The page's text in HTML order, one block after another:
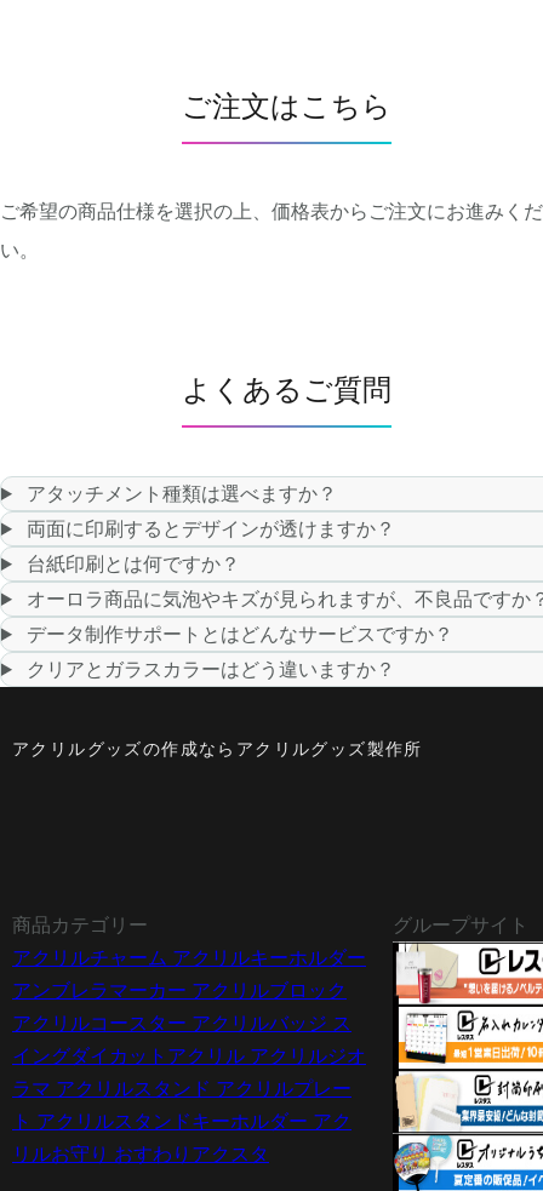
ご注文はこちら
ご希望の商品仕様を選択の上、価格表からご注文にお進みく
い。
よくあるご質問
アタッチメント種類は選べますか？
両面に印刷するとデザインが透けますか？
台紙印刷とは何ですか？
オーロラ商品に気泡やキズが見られますが、不良品ですか
データ制作サポートとはどんなサービスですか？
クリアとガラスカラーはどう違いますか？
アクリルグッズの作成ならアクリルグッズ製作所
商品カテゴリー
アクリルチャーム アクリルキーホルダー
アンブレラマーカー アクリルブロック
アクリルコースター アクリルバッジ ス
イングダイカットアクリル アクリルジオ
ラマ アクリルスタンド アクリルプレー
ト アクリルスタンドキーホルダー アク
リルお守り おすわりアクスタ
グループサイト